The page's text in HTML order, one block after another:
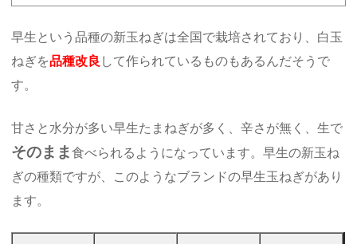
早生という品種の新玉ねぎは全国で栽培されており、白玉
ねぎを品種改良 して作られているものもあるんだそうで
す。
甘さと水分が多い早生たまねぎが多く、辛さが無く、生で
そのまま食べられるようになっています。早生の新玉ね
ぎの種類ですが、このようなブランドの早生玉ねぎがあり
ます。